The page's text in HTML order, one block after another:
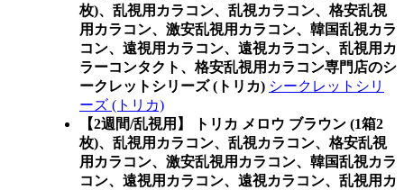
枚)、乱視用カラコン、乱視カラコン、格安乱視
用カラコン、激安乱視用カラコン、韓国乱視カラ
コン、遠視用カラコン、遠視カラコン、乱視用カ
ラーコンタクト、格安乱視用カラコン専門店のシ
ークレットシリーズ (トリカ) シークレットシリ
ーズ (トリカ)
【2週間/乱視用】 トリカ メロウ ブラウン (1箱2
枚)、乱視用カラコン、乱視カラコン、格安乱視
用カラコン、激安乱視用カラコン、韓国乱視カラ
コン、遠視用カラコン、遠視カラコン、乱視用カ